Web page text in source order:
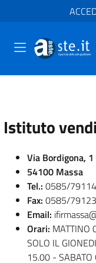
Istituto
Via Bordigona, 1
54100 Massa
Tel.: 0585/
Fax: 0585/
Email:
Orari: MATTINO
SOLO IL
15.00 - SABATO